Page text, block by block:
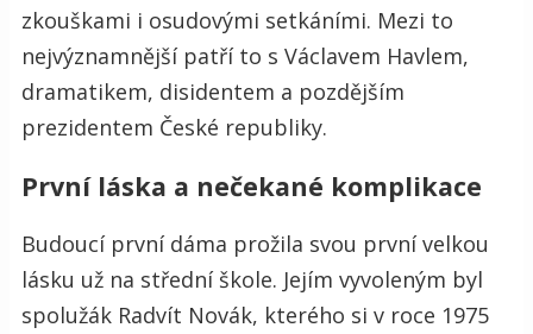
zkouškami i osudovými setkáními. Mezi to
nejvýznamnější patří to s Václavem Havlem,
dramatikem, disidentem a pozdějším
prezidentem České republiky.
První láska a nečekané komplikace
Budoucí první dáma prožila svou první velkou
lásku už na střední škole. Jejím vyvoleným byl
spolužák Radvít Novák, kterého si v roce 1975